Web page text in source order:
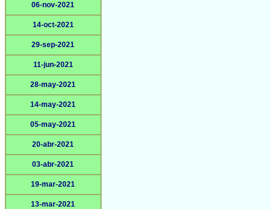
06-nov-2021
14-oct-2021
29-sep-2021
11-jun-2021
28-may-2021
14-may-2021
05-may-2021
20-abr-2021
03-abr-2021
19-mar-2021
13-mar-2021